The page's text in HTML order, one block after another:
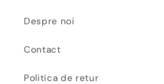
Despre noi
Contact
Politica de retur